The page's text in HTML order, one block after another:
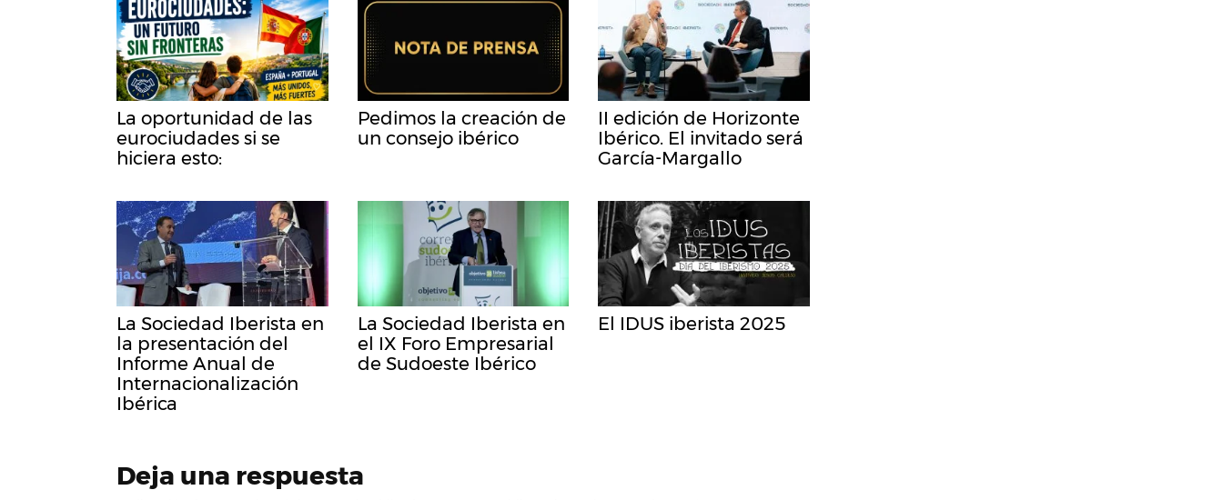
La oportunidad de las
eurociudades si se
hiciera esto:
Pedimos la creación de
un consejo ibérico
II edición de Horizonte
Ibérico. El invitado será
García-Margallo
La Sociedad Iberista en
la presentación del
Informe Anual de
Internacionalización
Ibérica
La Sociedad Iberista en
el IX Foro Empresarial
de Sudoeste Ibérico
El IDUS iberista 2025
Deja una respuesta